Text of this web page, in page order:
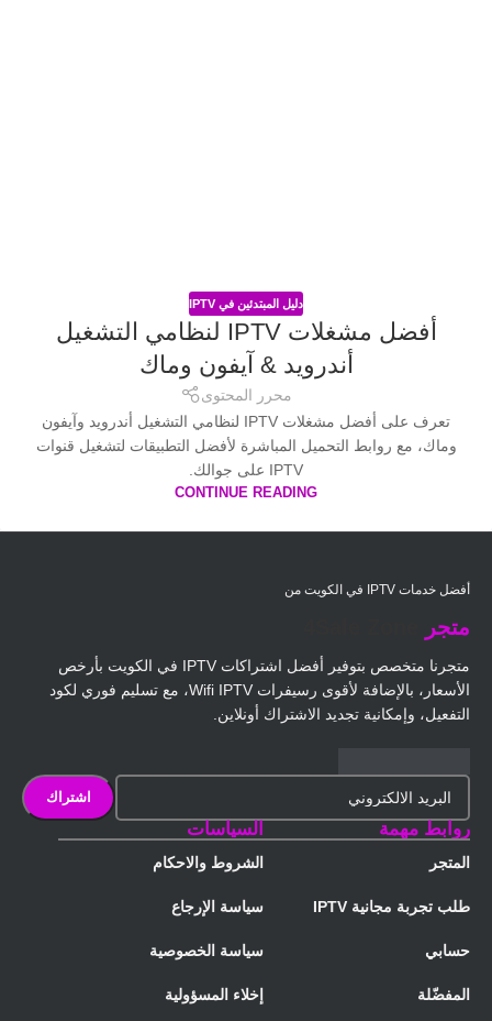
دليل المبتدئين في IPTV
أفضل مشغلات IPTV لنظامي التشغيل
أندرويد & آيفون وماك
محرر المحتوى
تعرف على أفضل مشغلات IPTV لنظامي التشغيل أندرويد وآيفون
وماك، مع روابط التحميل المباشرة لأفضل التطبيقات لتشغيل قنوات
IPTV على جوالك.
CONTINUE READING
أفضل خدمات IPTV في الكويت من
متجر
متجرنا متخصص بتوفير أفضل اشتراكات IPTV في الكويت بأرخص
الأسعار، بالإضافة لأقوى رسيفرات Wifi IPTV، مع تسليم فوري لكود
التفعيل، وإمكانية تجديد الاشتراك أونلاين.
روابط مهمة
المتجر
طلب تجربة مجانية IPTV
حسابي
المفضّلة
السياسات
الشروط والاحكام
سياسة الإرجاع
سياسة الخصوصية
إخلاء المسؤولية